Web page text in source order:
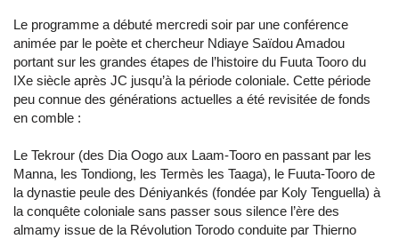
Le programme a débuté mercredi soir par une conférence
animée par le poète et chercheur Ndiaye Saïdou Amadou
portant sur les grandes étapes de l’histoire du Fuuta Tooro du
IXe siècle après JC jusqu’à la période coloniale. Cette période
peu connue des générations actuelles a été revisitée de fonds
en comble :
Le Tekrour (des Dia Oogo aux Laam-Tooro en passant par les
Manna, les Tondiong, les Termès les Taaga), le Fuuta-Tooro de
la dynastie peule des Déniyankés (fondée par Koly Tenguella) à
la conquête coloniale sans passer sous silence l’ère des
almamy issue de la Révolution Torodo conduite par Thierno